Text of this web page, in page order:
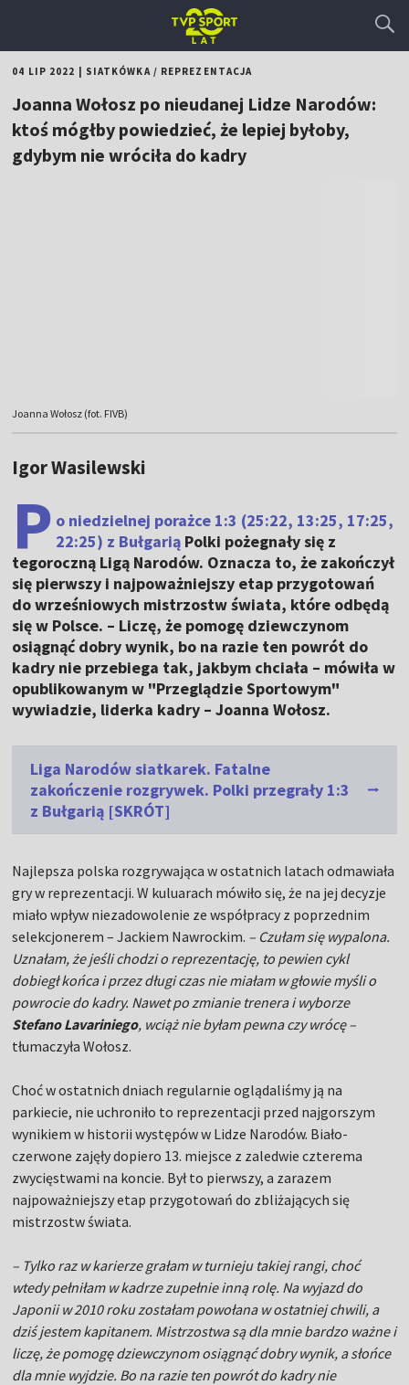
04 LIP 2022 SIATKÓWKA/ REPREZENTACJA
Joanna Wołosz po nieudanej Lidze Narodów:
ktoś mógłby powiedzieć, że lepiej byłoby,
gdybym nie wróciła do kadry
Joanna Wołosz (fot. FIVB)
Igor Wasilewski
P o niedzielnej porażce 1:3 (25:22, 13:25, 17:25,
22:25) z Bułgarią Polki pożegnały się z
tegoroczną Ligą Narodów. Oznacza to, że zakończył
się pierwszy i najpoważniejszy etap przygotowań
do wrześniowych mistrzostw świata, które odbędą
się w Polsce. – Liczę, że pomogę dziewczynom
osiągnąć dobry wynik, bo na razie ten powrót do
kadry nie przebiega tak, jakbym chciała – mówiła w
opublikowanym w "Przeglądzie Sportowym"
wywiadzie, liderka kadry – Joanna Wołosz.
Liga Narodów siatkarek. Fatalne
zakończenie rozgrywek. Polki przegrały 1:3
z Bułgarią [SKRÓT]
Najlepsza polska rozgrywająca w ostatnich latach odmawiała
gry w reprezentacji. W kuluarach mówiło się, że na jej decyzje
miało wpływ niezadowolenie ze współpracy z poprzednim
selekcjonerem – Jackiem Nawrockim. – Czułam się wypalona.
Uznałam, że jeśli chodzi o reprezentację, to pewien cykl
dobiegł końca i przez długi czas nie miałam w głowie myśli o
powrocie do kadry. Nawet po zmianie trenera i wyborze
Stefano Lavariniego, wciąż nie byłam pewna czy wrócę –
tłumaczyła Wołosz.
Choć w ostatnich dniach regularnie oglądaliśmy ją na
parkiecie, nie uchroniło to reprezentacji przed najgorszym
wynikiem w historii występów w Lidze Narodów. Biało-
czerwone zajęły dopiero 13. miejsce z zaledwie czterema
zwycięstwami na koncie. Był to pierwszy, a zarazem
najpoważniejszy etap przygotowań do zbliżających się
mistrzostw świata.
– Tylko raz w karierze grałam w turnieju takiej rangi, choć
wtedy pełniłam w kadrze zupełnie inną rolę. Na wyjazd do
Japonii w 2010 roku zostałam powołana w ostatniej chwili, a
dziś jestem kapitanem. Mistrzostwa są dla mnie bardzo ważne i
liczę, że pomogę dziewczynom osiągnąć dobry wynik, a słońce
dla mnie wyjdzie. Bo na razie ten powrót do kadry nie